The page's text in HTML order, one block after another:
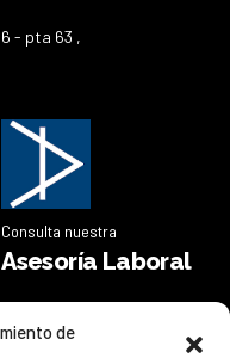
de
- pta 63 ,
Consulta nuestra
Asesoría Laboral